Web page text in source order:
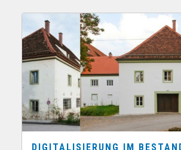
DIGITALISIERUNG IM